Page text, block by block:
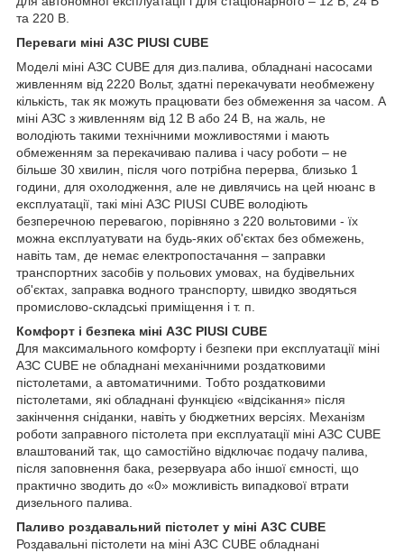
та 220 В.
Переваги міні АЗС PIUSI CUBE
Моделі міні АЗС CUBE для диз.палива, обладнані насосами
живленням від 2220 Вольт, здатні перекачувати необмежену
кількість, так як можуть працювати без обмеження за часом. А
міні АЗС з живленням від 12 В або 24 В, на жаль, не
володіють такими технічними можливостями і мають
обмеженням за перекачиваю палива і часу роботи – не
більше 30 хвилин, після чого потрібна перерва, близько 1
години, для охолодження, але не дивлячись на цей нюанс в
експлуатації, такі міні АЗС PIUSI CUBE володіють
безперечною перевагою, порівняно з 220 вольтовими - їх
можна експлуатувати на будь-яких об'єктах без обмежень,
навіть там, де немає електропостачання – заправки
транспортних засобів у польових умовах, на будівельних
об'єктах, заправка водного транспорту, швидко зводяться
промислово-складські приміщення і т. п.
Комфорт і безпека міні АЗС PIUSI CUBE
Для максимального комфорту і безпеки при експлуатації міні
АЗС CUBE не обладнані механічними роздатковими
пістолетами, а автоматичними. Тобто роздатковими
пістолетами, які обладнані функцією «відсікання» після
закінчення сніданки, навіть у бюджетних версіях. Механізм
роботи заправного пістолета при експлуатації міні АЗС CUBE
влаштований так, що самостійно відключає подачу палива,
після заповнення бака, резервуара або іншої ємності, що
практично зводить до «0» можливість випадкової втрати
дизельного палива.
Паливо роздавальний пістолет у міні АЗС CUBE
Роздавальні пістолети на міні АЗС CUBE обладнані